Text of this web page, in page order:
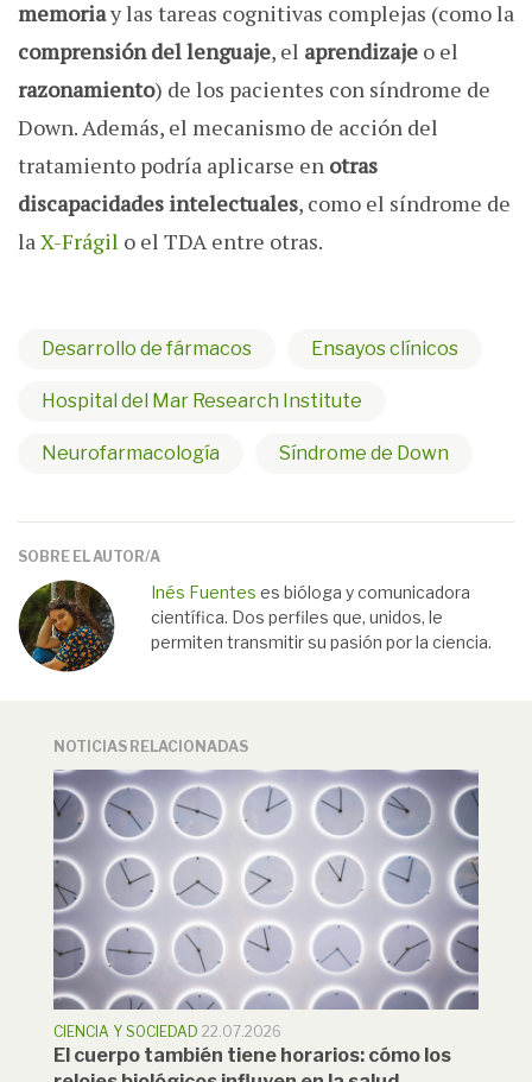
memoriay las tareas cognitivas complejas (como la
comprensión del lenguaje, el aprendizaje o el
razonamiento) de los pacientes con síndrome de
Down. Además, el mecanismo de acción del
tratamiento podría aplicarse en otras
discapacidades intelectuales, como el síndrome de
laX-Frágil o el TDA entre otras.
Desarrollo de fármacos Ensayos clínicos
Hospital del Mar Research Institute
Neurofarmacología Síndrome de Down
SOBRE EL AUTOR/A
Inés Fuentes es bióloga y comunicadora
científica. Dos perfiles que, unidos, le
permiten transmitir su pasión por la ciencia.
NOTICIAS RELACIONADAS
CIENCIA Y SOCIEDAD 22.07.2026
El cuerpo también tiene horarios: cómo los